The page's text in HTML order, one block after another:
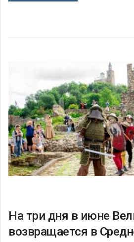
На три дня в июне
возвращается в